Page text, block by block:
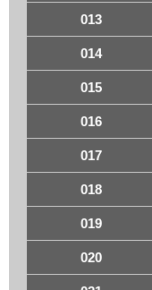
013
014
015
016
017
018
019
020